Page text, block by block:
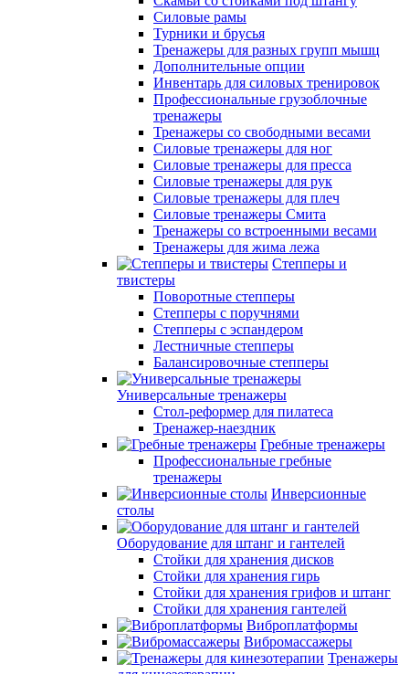
Силовые рамы
Турники и брусья
Тренажеры для разных групп мышц
Дополнительные опции
Инвентарь для силовых тренировок
Профессиональные грузоблочные
тренажеры
Тренажеры со свободными весами
Силовые тренажеры для ног
Силовые тренажеры для пресса
Силовые тренажеры для рук
Силовые тренажеры для плеч
Силовые тренажеры Смита
Тренажеры со встроенными весами
Тренажеры для жима лежа
Степперы и
твистеры
Поворотные степперы
Степперы с поручнями
Степперы с эспандером
Лестничные степперы
Балансировочные степперы
Универсальные тренажеры
Стол-реформер для пилатеса
Тренажер-наездник
Гребные тренажеры
Профессиональные гребные
тренажеры
Инверсионные
столы
Оборудование для штанг и гантелей
Стойки для хранения дисков
Стойки для хранения гирь
Стойки для хранения грифов и штанг
Стойки для хранения гантелей
Виброплатформы
Вибромассажеры
Тренажеры